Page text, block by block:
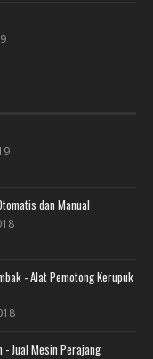
dan Manual
- Alat Pemotong Kerupuk
- Jual Mesin Perajang